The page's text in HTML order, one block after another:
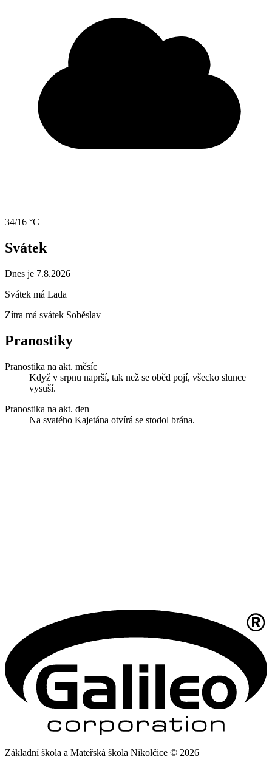
34/16 °C
Svátek
Dnes je 7.8.2026
Svátek má Lada
Zítra má svátek Soběslav
Pranostiky
Pranostika na akt. měsíc
Když v srpnu naprší, tak než se oběd pojí, všecko slunce
vysuší.
Pranostika na akt. den
Na svatého Kajetána otvírá se stodol brána.
Základní škola a Mateřská škola Nikolčice © 2026